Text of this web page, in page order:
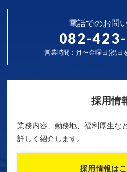
電話でのお問
082-
営業時間 : 月〜金曜日(祝日
採用情
業務内容、勤務地、福利厚生な
詳しく紹介します。
採用情報は